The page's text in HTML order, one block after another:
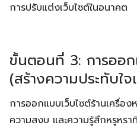
การปรับแต่งเว็บไซต์ในอนาคต
ขั้นตอนที่ 3: การออ
(สร้างความประทับใ
การออกแบบเว็บไซต์ร้านเครื่อ
ความสงบ และความรู้สึกหรูห